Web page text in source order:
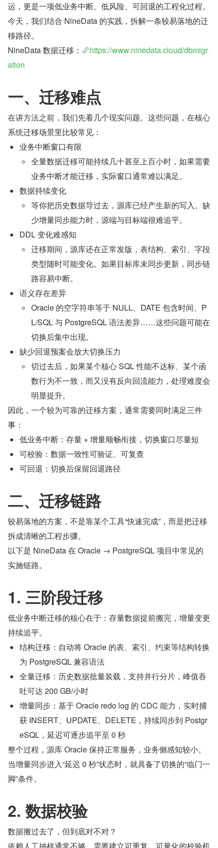
运，更是一项低业务中断、低风险、可回退的工程化过程。
今天，我们结合 NineData 的实践，拆解一条较易落地的迁
移路径。
NineData 数据迁移：
https://www.ninedata.cloud/dbmigr
ation
一、迁移难点
在讲方法之前，我们先看几个现实问题。这些问题，在核心
系统迁移场景里比较常见：
业务中断窗口有限
全量数据迁移可能持续几十甚至上百小时，如果需要
业务中断才能迁移，实际窗口通常难以满足。
数据持续变化
等你把历史数据导过去，源库已经产生新的写入。缺
少增量同步能力时，源端与目标端很难追平。
DDL 变化难感知
迁移期间，源库还在正常发版，表结构、索引、字段
类型随时可能变化。如果目标库未同步更新，同步链
路容易中断。
语义存在差异
Oracle 的空字符串等于 NULL、DATE 包含时间、P
L/SQL 与 PostgreSQL 语法差异……这些问题可能在
切换后集中出现。
缺少回退预案会放大切换压力
切过去后，如果某个核心 SQL 性能不达标、某个函
数行为不一致，而又没有反向回流能力，处理难度会
明显提升。
因此，一个较为可靠的迁移方案，通常需要同时满足三件
事：
低业务中断：存量 + 增量顺畅衔接，切换窗口尽量短
可校验：数据一致性可验证、可复查
可回退：切换后保留回退路径
二、迁移链路
较易落地的方案，不是靠某个工具“快速完成”，而是把迁移
拆成清晰的工程步骤。
以下是 NineData 在 Oracle → PostgreSQL 项目中常见的
实施链路。
1. 三阶段迁移
低业务中断迁移的核心在于：存量数据提前搬完，增量变更
持续追平。
结构迁移：自动将 Oracle 的表、索引、约束等结构转换
为 PostgreSQL 兼容语法
全量迁移：历史数据批量装载，支持并行分片，峰值吞
吐可达 200 GB/小时
增量同步：基于 Oracle redo log 的 CDC 能力，实时捕
获 INSERT、UPDATE、DELETE，持续同步到 Postgr
eSQL，延迟可逐步追平至 0 秒
整个过程，源库 Oracle 保持正常服务，业务侧感知较小。
当增量同步进入“延迟 0 秒”状态时，就具备了切换的“临门一
脚”条件。
2. 数据校验
数据搬过去了，但到底对不对？